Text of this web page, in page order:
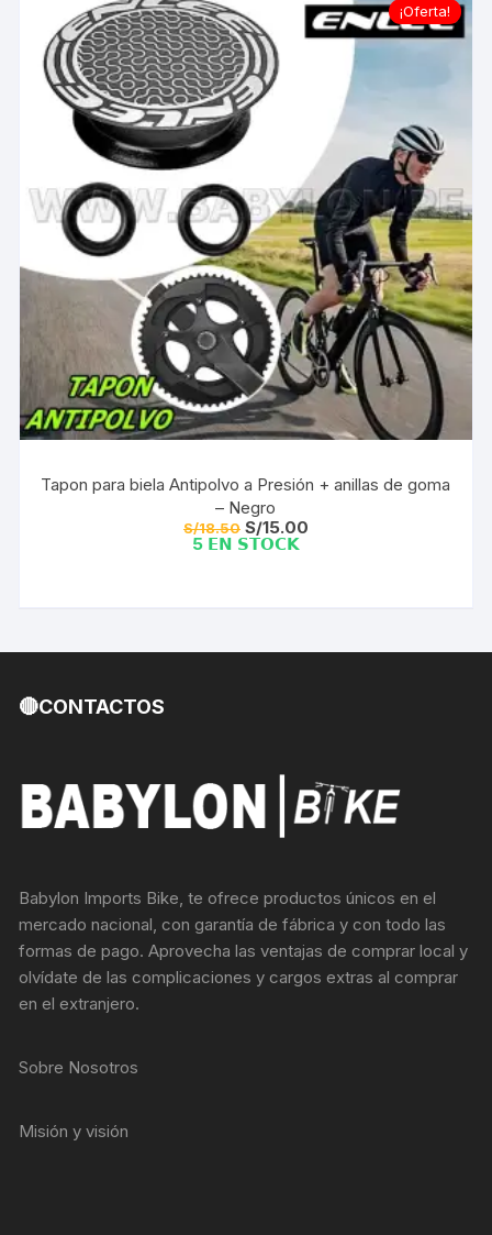
¡Oferta!
Tapon para biela Antipolvo a Presión + anillas de goma
– Negro
S/18.50 El
precio
S/15.00El
5 𝗘𝗡 𝗦𝗧𝗢𝗖𝗞
🔴CONTACTOS
Babylon Imports Bike, te ofrece productos únicos en el
mercado nacional, con garantía de fábrica y con todo las
formas de pago. Aprovecha las ventajas de comprar local y
olvídate de las complicaciones y cargos extras al comprar
en el extranjero.
Sobre Nosotros
Misión y visión